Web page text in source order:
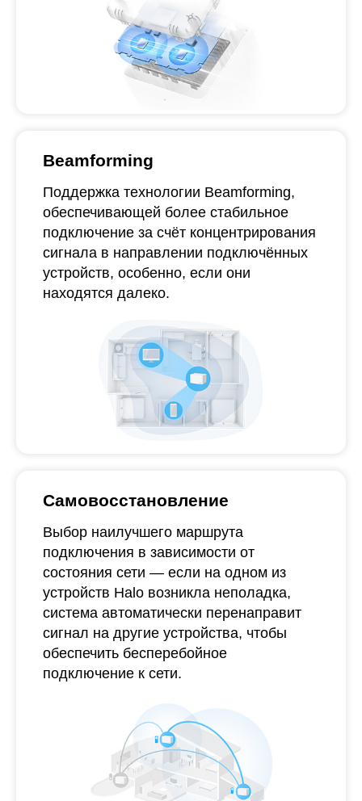
Beamforming
Поддержка технологии Beamforming,
обеспечивающей более стабильное
подключение за счёт концентрирования
сигнала в направлении подключённых
устройств, особенно, если они
находятся далеко.
Самовосстановление
Выбор наилучшего маршрута
подключения в зависимости от
состояния сети — если на одном из
устройств Halo возникла неполадка,
система автоматически перенаправит
сигнал на другие устройства, чтобы
обеспечить бесперебойное
подключение к сети.